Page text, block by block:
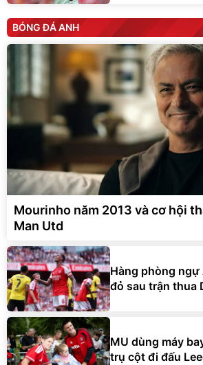
BÓNG ĐÁ ANH
Mourinho năm 2013 và cơ hội
Man Utd
Hàng phòng ngự
đỏ sau trận thua
MU dùng máy
trụ cột đi đấu